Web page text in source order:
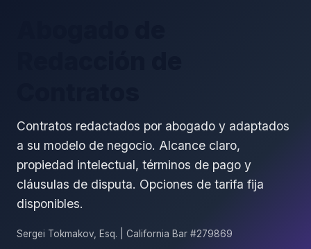
Contratos redactados por abogado y adaptados
a su modelo de negocio. Alcance claro,
propiedad intelectual, términos de pago y
cláusulas de disputa. Opciones de tarifa fija
disponibles.
Sergei Tokmakov, Esq. | California Bar #279869